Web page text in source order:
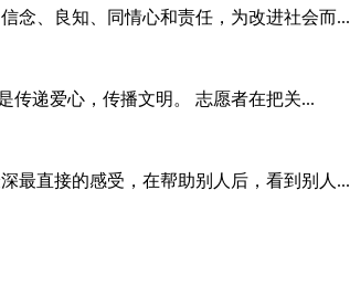
念、良知、同情心和责任，为改进社会而...
传递爱心，传播文明。 志愿者在把关...
最直接的感受，在帮助别人后，看到别人...